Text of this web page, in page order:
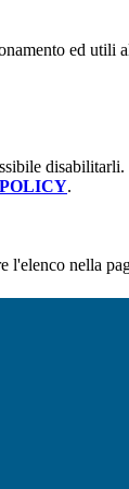
ed utili
disabilitarli.
.
l'elenco nella